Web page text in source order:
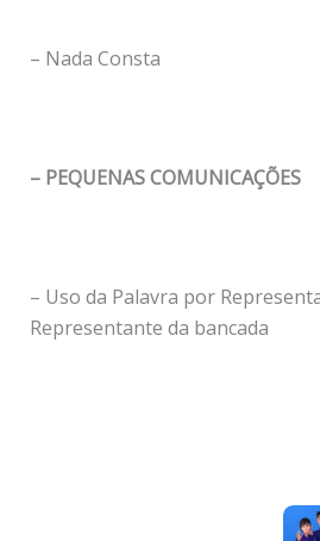
– Nada Consta
– PEQUENAS COMUNICAÇÕES
– Uso da Palavra por
Representante da bancada